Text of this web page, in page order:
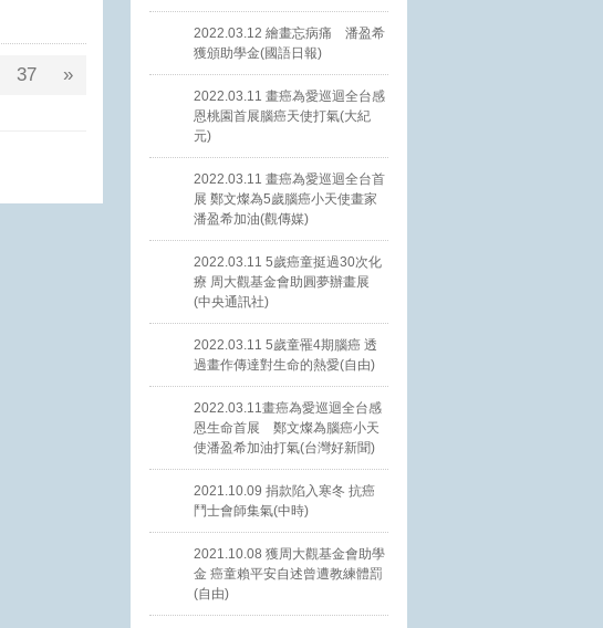
37 »
2022.03.12 繪畫忘病痛 潘盈希
獲頒助學金(國語日報)
2022.03.11 畫癌為愛巡迴全台感
恩桃園首展腦癌天使打氣(大紀
元)
2022.03.11 畫癌為愛巡迴全台首
展 鄭文燦為5歲腦癌小天使畫家
潘盈希加油(觀傳媒)
2022.03.11 5歲癌童挺過30次化
療 周大觀基金會助圓夢辦畫展
(中央通訊社)
2022.03.11 5歲童罹4期腦癌 透
過畫作傳達對生命的熱愛(自由)
2022.03.11畫癌為愛巡迴全台感
恩生命首展 鄭文燦為腦癌小天
使潘盈希加油打氣(台灣好新聞)
2021.10.09 捐款陷入寒冬 抗癌
鬥士會師集氣(中時)
2021.10.08 獲周大觀基金會助學
金 癌童賴平安自述曾遭教練體罰
(自由)